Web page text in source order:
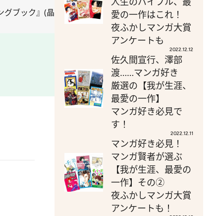
グブック』(晶
愛の一作はこれ！
夜ふかしマンガ大賞
アンケートも
2022.12.12
佐久間宣行、澤部
渡……マンガ好き
厳選の【我が生涯、
最愛の一作】
マンガ好き必見で
す！
2022.12.11
マンガ好き必見！
マンガ賢者が選ぶ
【我が生涯、最愛の
一作】その②
夜ふかしマンガ大賞
アンケートも！